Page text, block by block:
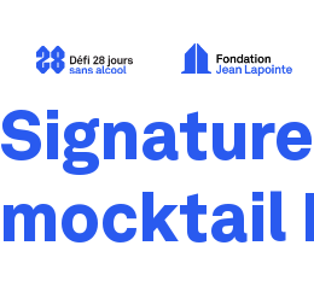
Signature
mocktail